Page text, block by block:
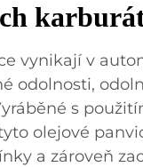
vynikají v
odolnosti,
s
olejové
a zároveň